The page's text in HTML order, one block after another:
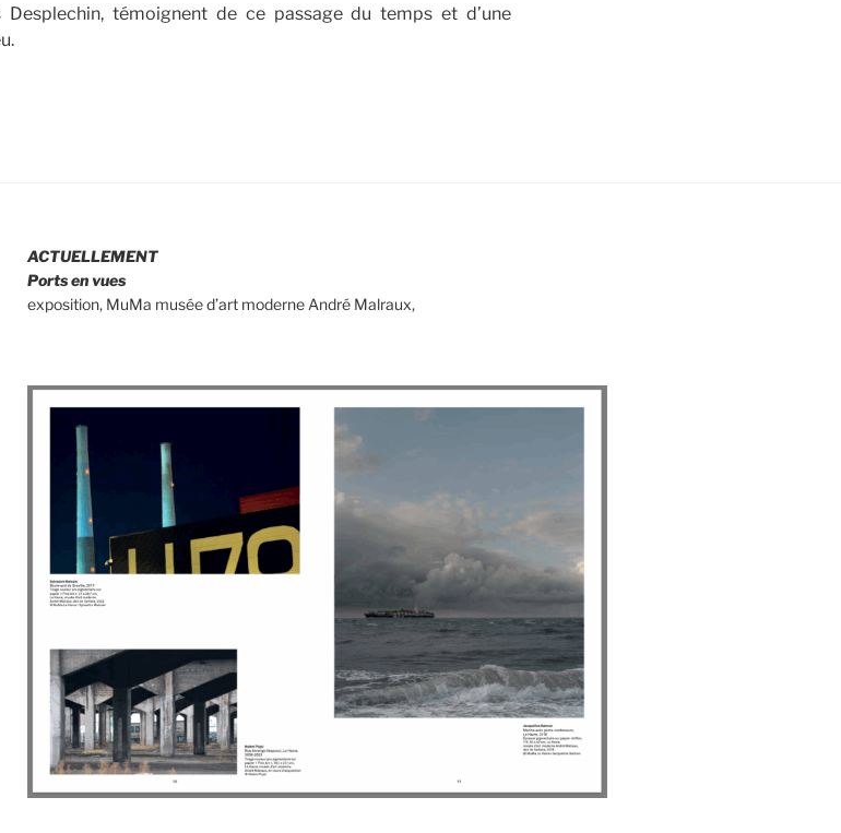
témoignent de ce passage du temps et d’une
ACTUELLEMENT
Ports en vues
exposition, MuMa musée d’art moderne André Malraux,